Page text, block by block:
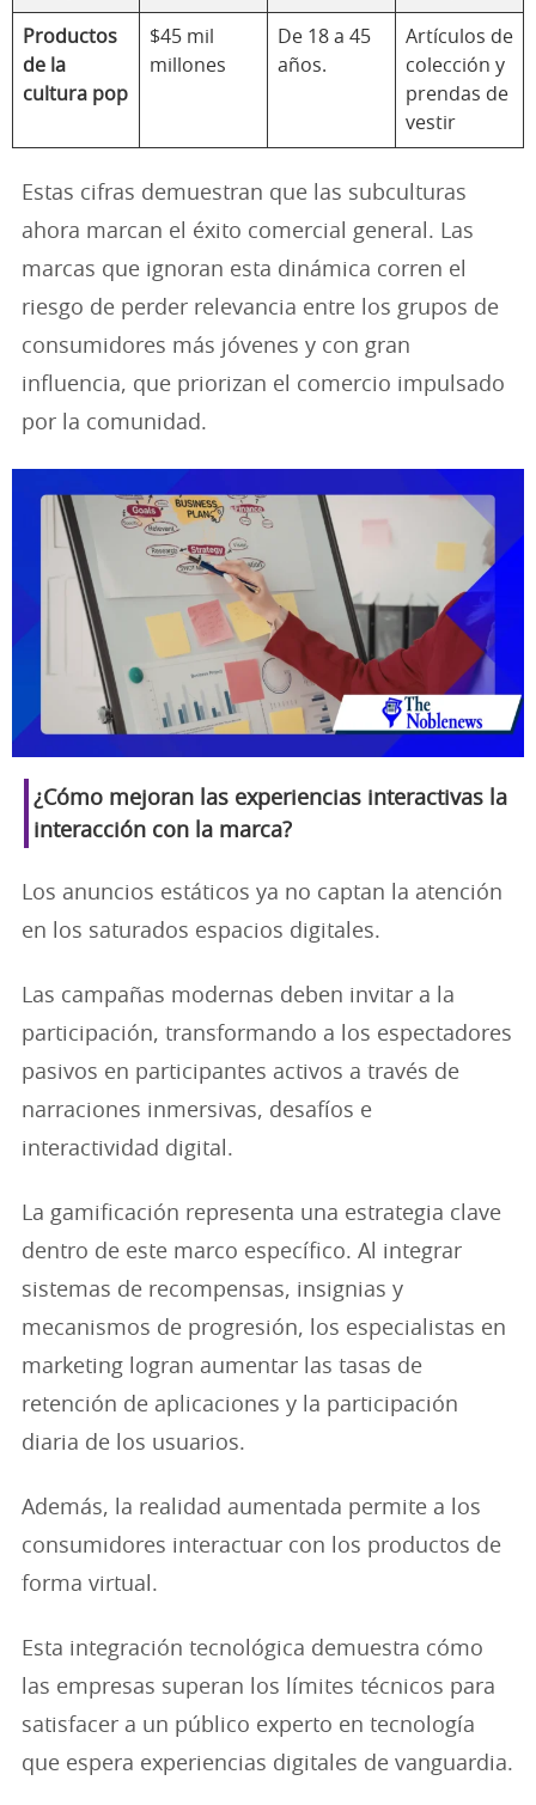
Productos
de la
cultura pop
$45 mil
millones
De 18 a 45
años.
Artículos de
colección y
prendas de
vestir
Estas cifras demuestran que las subculturas
ahora marcan el éxito comercial general. Las
marcas que ignoran esta dinámica corren el
riesgo de perder relevancia entre los grupos de
consumidores más jóvenes y con gran
influencia, que priorizan el comercio impulsado
por la comunidad.
¿Cómo mejoran las experiencias interactivas la
interacción con la marca?
Los anuncios estáticos ya no captan la atención
en los saturados espacios digitales.
Las campañas modernas deben invitar a la
participación, transformando a los espectadores
pasivos en participantes activos a través de
narraciones inmersivas, desafíos e
interactividad digital.
La gamificación representa una estrategia clave
dentro de este marco específico. Al integrar
sistemas de recompensas, insignias y
mecanismos de progresión, los especialistas en
marketing logran aumentar las tasas de
retención de aplicaciones y la participación
diaria de los usuarios.
Además, la realidad aumentada permite a los
consumidores interactuar con los productos de
forma virtual.
Esta integración tecnológica demuestra cómo
las empresas superan los límites técnicos para
satisfacer a un público experto en tecnología
que espera experiencias digitales de vanguardia.